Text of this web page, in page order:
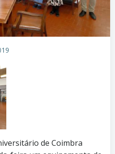
de Coimbra